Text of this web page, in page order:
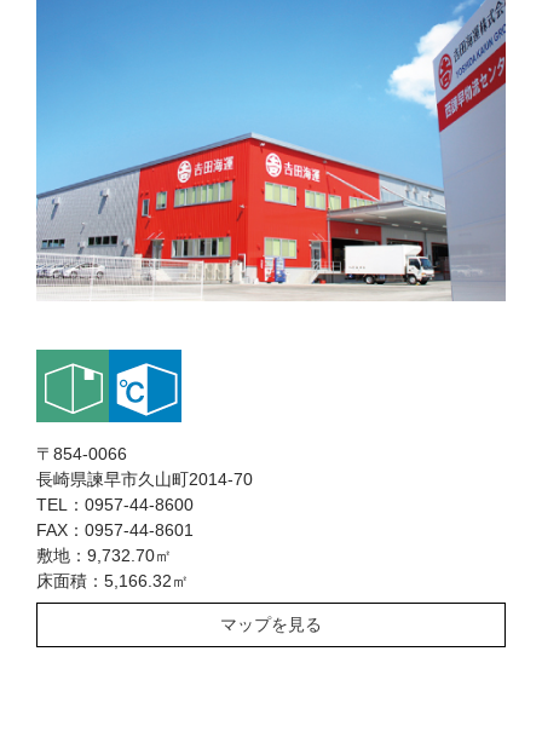
〒854-0066
長崎県諫早市久山町2014-70
TEL：0957-44-8600
FAX：0957-44-8601
敷地：9,732.70㎡
床面積：5,166.32㎡
マップを見る